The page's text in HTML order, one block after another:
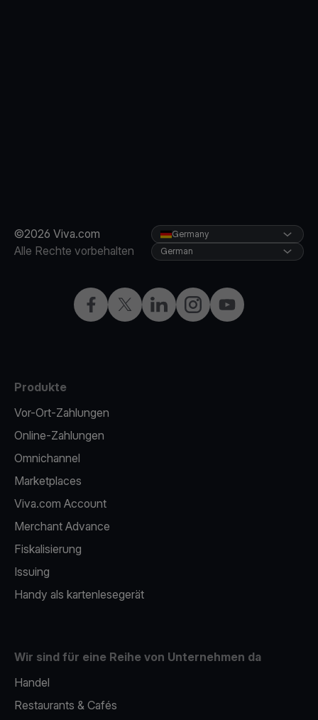
©2026 Viva.com
Alle Rechte vorbehalten
Facebook
X LinkedInInstagramYouTube
Germany
German
Produkte
Vor-Ort-Zahlungen
Online-Zahlungen
Omnichannel
Marketplaces
Viva.com Account
Merchant Advance
Fiskalisierung
Issuing
Handy als kartenlesegerät
Wir sind für eine Reihe von Unternehmen da
Handel
Restaurants & Cafés